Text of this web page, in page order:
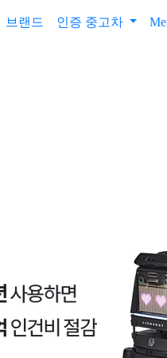
브랜드 인증 중고차